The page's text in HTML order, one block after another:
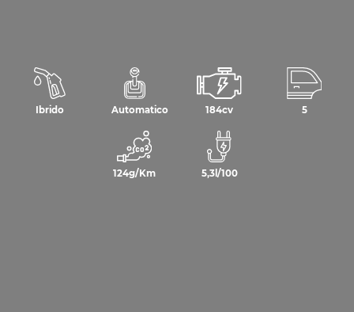
Ibrido Automatico 184cv 5
124g/Km 5,3l/100